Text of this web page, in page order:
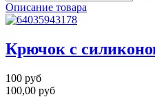
Описание товара
Крючок с
100 руб
100,00 руб